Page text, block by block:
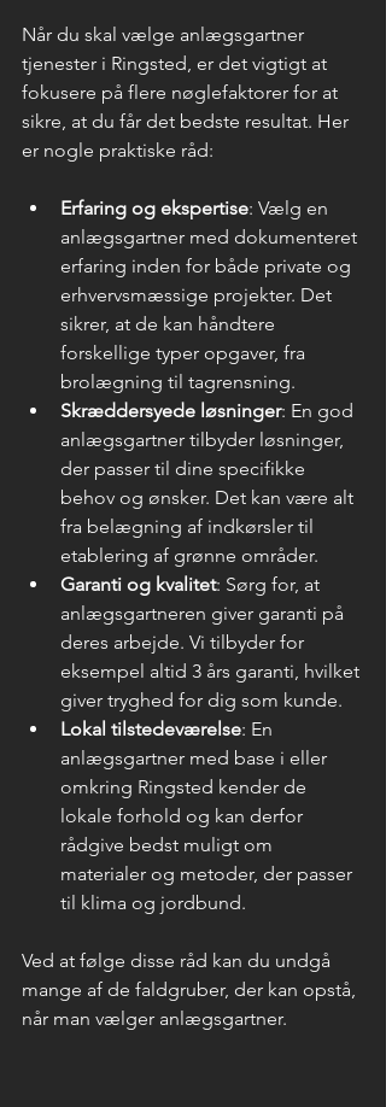
Når du skal vælge anlægsgartner
tjenester i Ringsted, er det vigtigt at
fokusere på flere nøglefaktorer for at
sikre, at du får det bedste resultat. Her
er nogle praktiske råd:
Erfaring og ekspertise: Vælg en
anlægsgartner med dokumenteret
erfaring inden for både private og
erhvervsmæssige projekter. Det
sikrer, at de kan håndtere
forskellige typer opgaver, fra
brolægning til tagrensning.
Skræddersyede løsninger: En god
anlægsgartner tilbyder løsninger,
der passer til dine specifikke
behov og ønsker. Det kan være alt
fra belægning af indkørsler til
etablering af grønne områder.
Garanti og kvalitet: Sørg for, at
anlægsgartneren giver garanti på
deres arbejde. Vi tilbyder for
eksempel altid 3 års garanti, hvilket
giver tryghed for dig som kunde.
Lokal tilstedeværelse: En
anlægsgartner med base i eller
omkring Ringsted kender de
lokale forhold og kan derfor
rådgive bedst muligt om
materialer og metoder, der passer
til klima og jordbund.
Ved at følge disse råd kan du undgå
mange af de faldgruber, der kan opstå,
når man vælger anlægsgartner.